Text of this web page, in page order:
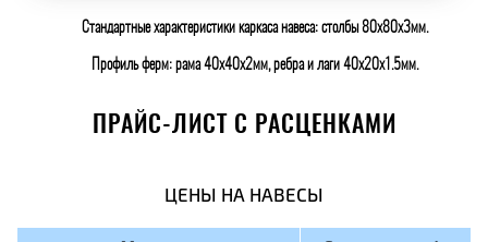
Стандартные характеристики каркаса навеса: столбы 80х80х3мм.
Профиль ферм: рама 40х40х2мм, ребра и лаги 40х20х1.5мм.
ПРАЙС-ЛИСТ С РАСЦЕНКАМИ
ЦЕНЫ НА НАВЕСЫ